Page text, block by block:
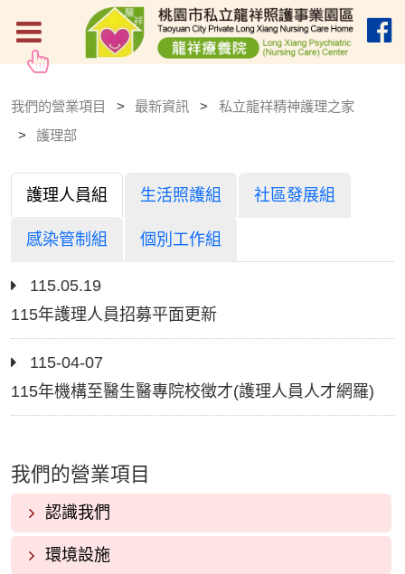
我們的營業項目 最新資訊
私立龍祥精神護理之家
護理部
護理人員組 生活照護組 社區發展組
感染管制組 個別工作組
115.05.19
115年護理人員招募平面更新
115-04-07
115年機構至醫生醫專院校徵才(護理人員人才網羅)
我們的營業項目
認識我們
環境設施